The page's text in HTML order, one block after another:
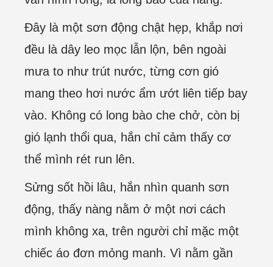
Đây là một sơn động chật hẹp, khắp nơi
đều là dây leo mọc lẫn lộn, bên ngoài
mưa to như trút nước, từng cơn gió
mang theo hơi nước ẩm ướt liên tiếp bay
vào. Không có long bào che chở, còn bị
gió lạnh thổi qua, hắn chỉ cảm thấy cơ
thể mình rét run lên.
Sửng sốt hồi lâu, hắn nhìn quanh sơn
động, thấy nàng nằm ở một nơi cách
mình không xa, trên người chỉ mặc một
chiếc áo đơn mỏng manh. Vì nằm gần